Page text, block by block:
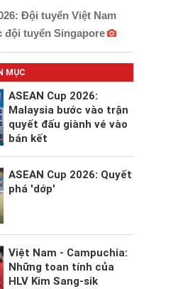
Đội tuyển Việt Nam
đội tuyển Singapore
MỤC
ASEAN Cup 2026:
Malaysia bước vào trận
quyết đấu giành vé vào
bán kết
ASEAN Cup 2026: Quyết
phá 'dớp'
Việt Nam - Campuchia:
Những toan tính của
HLV Kim Sang-sik